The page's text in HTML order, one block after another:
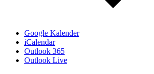
Google Kalender
iCalendar
Outlook 365
Outlook Live